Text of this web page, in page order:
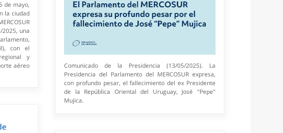
de mayo,
la ciudad
2025, una
con el
y
aéreo
Comunicado de la Presidencia (13/05/2025). La
Presidencia del Parlamento del MERCOSUR expresa,
con profundo pesar, el fallecimiento del ex Presidente
de la República Oriental del Uruguay, José "Pepe"
Mujica.